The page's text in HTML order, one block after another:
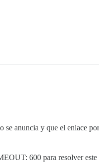
se anuncia y que el enlace
600 para resolver este